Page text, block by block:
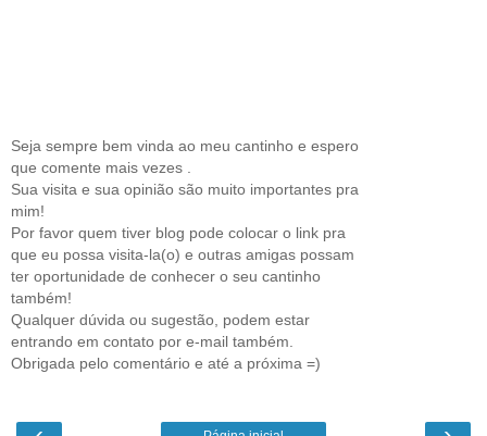
Seja sempre bem vinda ao meu cantinho e espero
que comente mais vezes .
Sua visita e sua opinião são muito importantes pra
mim!
Por favor quem tiver blog pode colocar o link pra
que eu possa visita-la(o) e outras amigas possam
ter oportunidade de conhecer o seu cantinho
também!
Qualquer dúvida ou sugestão, podem estar
entrando em contato por e-mail também.
Obrigada pelo comentário e até a próxima =)